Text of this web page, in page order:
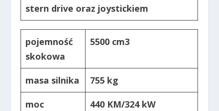
stern drive oraz joystickiem
pojemność
skokowa
5500 cm3
masa silnika 755 kg
moc
440 KM/324 kW